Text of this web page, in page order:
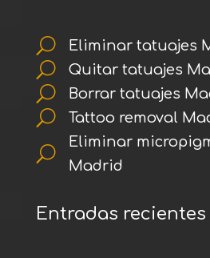
U Eliminar tatuajes
U Quitar tatuajes
U Borrar tatuajes
U Tattoo removal
U
Eliminar
Madrid
Entradas recientes